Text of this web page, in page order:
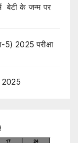
बेटी के जन्म पर
5) 2025 परीक्षा